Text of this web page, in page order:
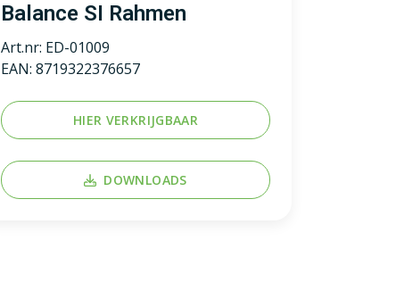
Balance SI Rahmen
Art.nr: ED-01009
EAN: 8719322376657
HIER VERKRIJGBAAR
DOWNLOADS